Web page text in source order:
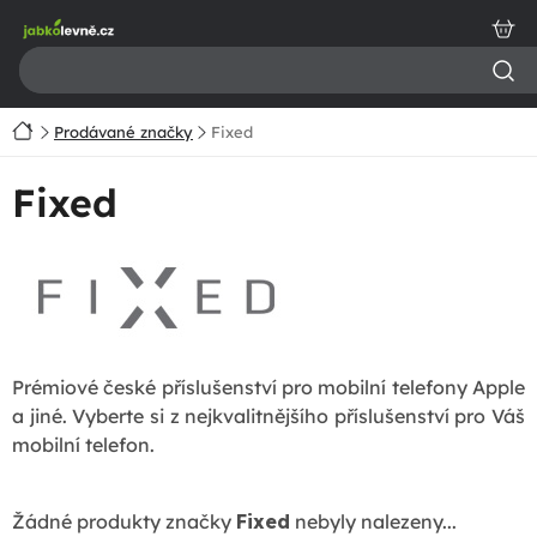
obsah
DomůProdávané značky Fixed
Fixed
Prémiové české příslušenství pro mobilní telefony Apple
a jiné. Vyberte si z nejkvalitnějšího příslušenství pro Váš
mobilní telefon.
Žádné produkty značky Fixed nebyly nalezeny...